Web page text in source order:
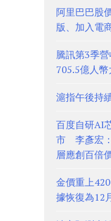
阿里巴巴股
版、加入電
騰訊第3季
705.5億人
滬指午後持
百度自研AI
市 李彥宏
層應創百倍
金價重上
據恢復為12